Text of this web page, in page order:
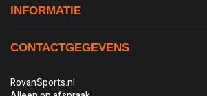
INFORMATIE
CONTACTGEGEVENS
RovanSports.nl